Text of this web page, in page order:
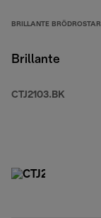
BRILLANTE BRÖDROSTAR
Brillante
CTJ2103.BK